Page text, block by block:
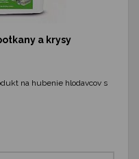
a krysy
na hubenie hlodavcov s